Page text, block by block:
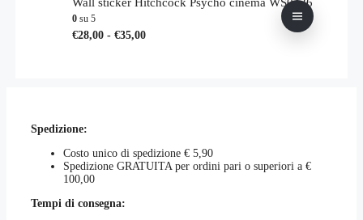
scelte
pagina
€31,00
0 su 5
€28,00 - €35,00Fascia
Questo
scelte
nella
Spedizione:
Costo unico di spedizione € 5,90
Spedizione GRATUITA per ordini pari o superiori a €
100,00
Tempi di consegna: